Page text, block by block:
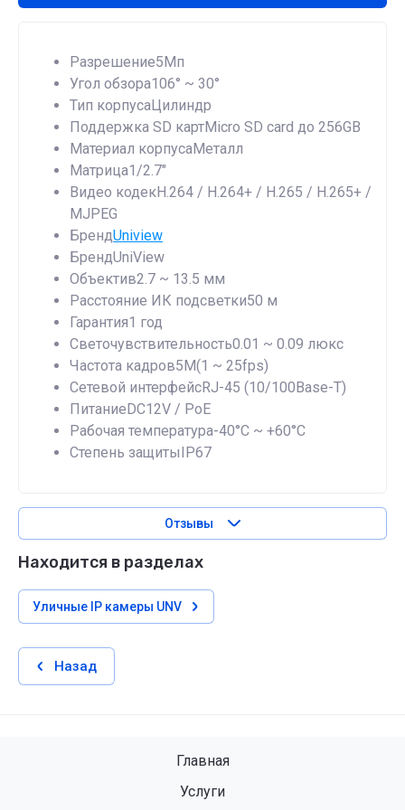
Разрешение5Мп
Угол обзора106° ~ 30°
Тип корпусаЦилиндр
Поддержка SD картMicro SD card до 256GB
Материал корпусаМеталл
Матрица1/2.7"
Видео кодекH.264 / H.264+ / H.265 / H.265+ /
MJPEG
БрендUniview
БрендUniView
Объектив2.7 ~ 13.5 мм
Расстояние ИК подсветки50 м
Гарантия1 год
Светочувствительность0.01 ~ 0.09 люкс
Частота кадров5M(1 ~ 25fps)
Сетевой интерфейсRJ-45 (10/100Base-T)
ПитаниеDC12V / PoE
Рабочая температура-40°C ~ +60°C
Степень защитыIP67
Отзывы
Находится в разделах
Уличные IP камеры UNV
Назад
Главная
Услуги